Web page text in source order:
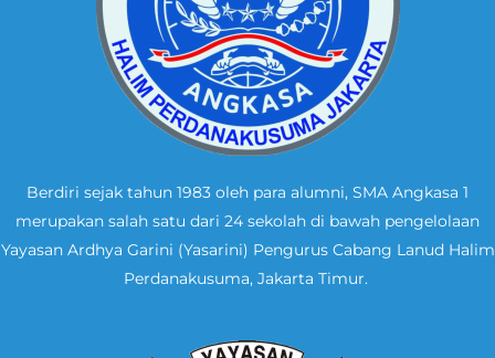
Berdiri sejak tahun 1983 oleh para alumni, SMA Angkasa 1
merupakan salah satu dari 24 sekolah di bawah pengelolaan
Yayasan Ardhya Garini (Yasarini) Pengurus Cabang Lanud Halim
Perdanakusuma, Jakarta Timur.